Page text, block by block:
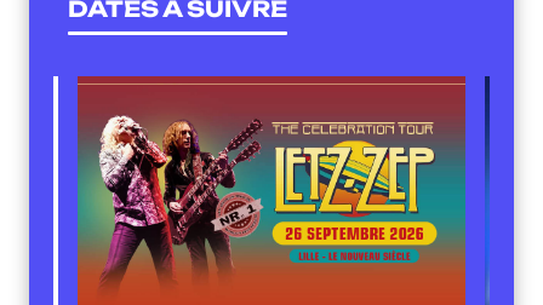
DATES À SUIVRE